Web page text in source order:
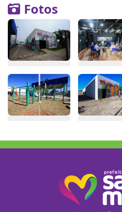
Fotos